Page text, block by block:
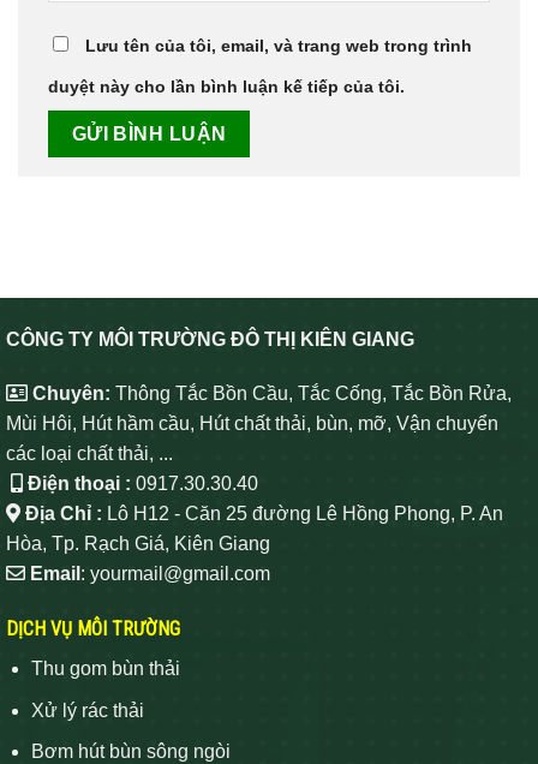
Lưu tên của tôi, email, và trang web trong trình
duyệt này cho lần bình luận kế tiếp của tôi.
CÔNG TY MÔI TRƯỜNG ĐÔ THỊ KIÊN GIANG
Chuyên: Thông Tắc Bồn Cầu, Tắc Cống, Tắc Bồn Rửa,
Mùi Hôi, Hút hầm cầu, Hút chất thải, bùn, mỡ, Vận chuyển
các loại chất thải, ...
Điện thoại : 0917.30.30.40
Địa Chỉ : Lô H12 - Căn 25 đường Lê Hồng Phong, P. An
Hòa, Tp. Rạch Giá, Kiên Giang
Email : yourmail@gmail.com
DỊCH VỤ MÔI TRƯỜNG
Thu gom bùn thải
Xử lý rác thải
Bơm hút bùn sông ngòi